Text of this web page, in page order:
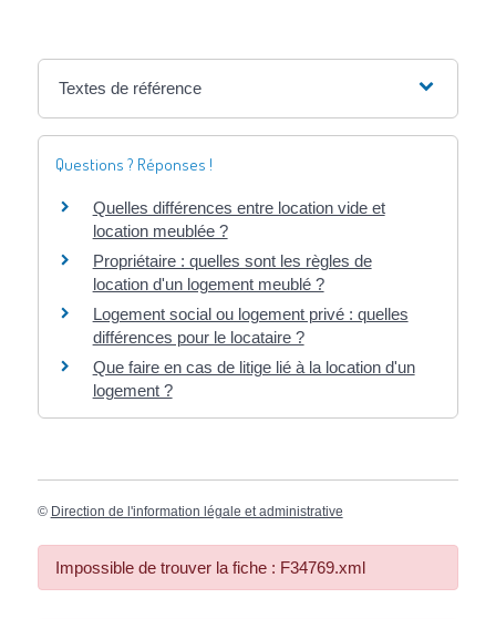
Textes de référence
Questions ? Réponses !
Quelles différences entre location vide et
location meublée ?
Propriétaire : quelles sont les règles de
location d'un logement meublé ?
Logement social ou logement privé : quelles
différences pour le locataire ?
Que faire en cas de litige lié à la location d'un
logement ?
© Direction de l'information légale et administrative
Impossible de trouver la fiche : F34769.xml